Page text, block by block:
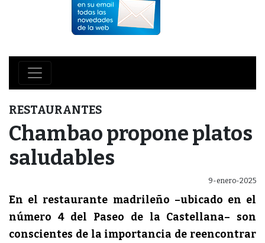
RESTAURANTES
Chambao propone platos
saludables
9-enero-2025
En el restaurante madrileño –ubicado en el
número 4 del Paseo de la Castellana– son
conscientes de la importancia de reencontrar